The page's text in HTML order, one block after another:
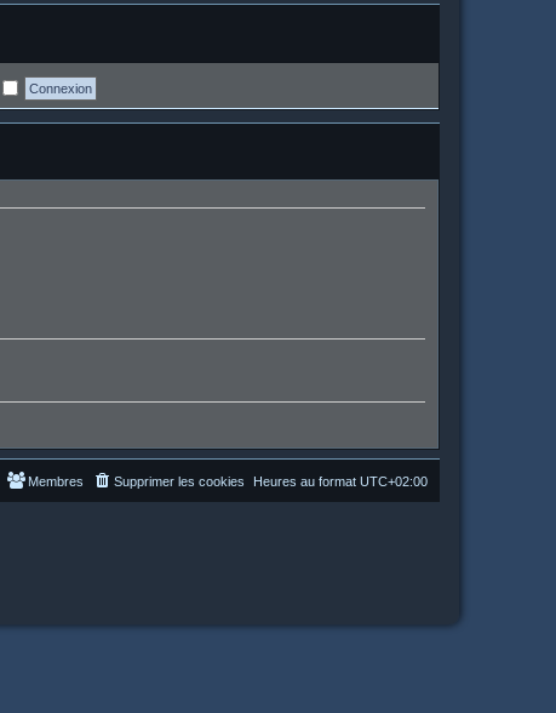
Heures au format UTC+02:00
Supprimer les cookies
Membres